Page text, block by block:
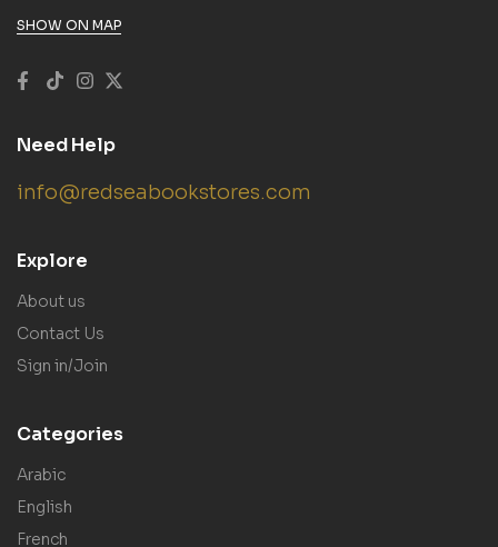
SHOW ON MAP
Need Help
info@redseabookstores.com
Explore
About us
Contact Us
Sign in/Join
Categories
Arabic
English
French